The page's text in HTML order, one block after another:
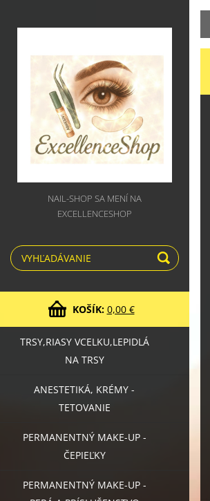
NAIL-SHOP SA MENÍ NA
EXCELLENCESHOP
KOŠÍK: 0,00 €
TRSY,RIASY VCELKU,LEPIDLÁ
NA TRSY
ANESTETIKÁ, KRÉMY -
TETOVANIE
PERMANENTNÝ MAKE-UP -
ČEPIEĽKY
PERMANENTNÝ MAKE-UP -